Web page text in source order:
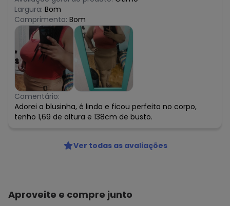
Largura: Bom
Comprimento: Bom
Comentário:
Adorei a blusinha, é linda e ficou perfeita no corpo,
tenho 1,69 de altura e 138cm de busto.
Ver todas as avaliações
Aproveite e compre junto